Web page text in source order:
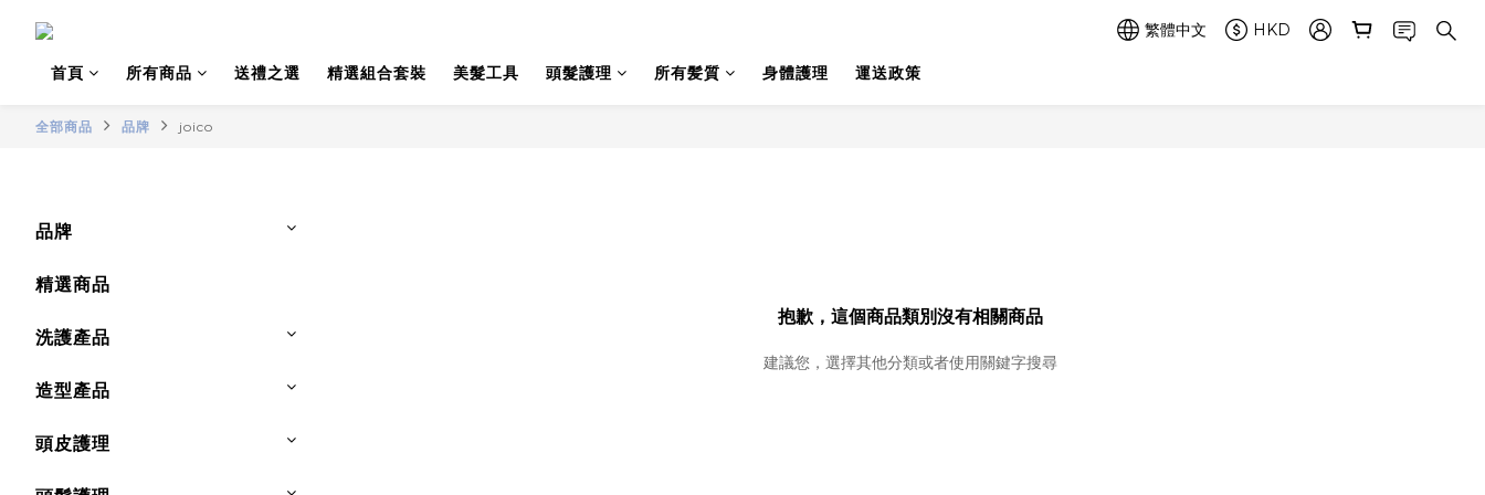
繁體中文 HKD
首頁 所有商品 送禮之選 精選組合套裝 美髮工具 頭髮護理 所有髪質 身體護理 運送政策
全部商品 品牌 joico
品牌
精選商品
洗護產品
造型產品
頭皮護理
抱歉，這個商品類別沒有相關商品
建議您，選擇其他分類或者使用關鍵字搜尋